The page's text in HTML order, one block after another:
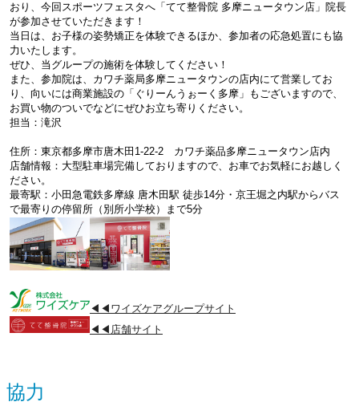
おり、今回スポーツフェスタへ「てて整骨院 多摩ニュータウン店」院長
が参加させていただきます！
当日は、お子様の姿勢矯正を体験できるほか、参加者の応急処置にも協
力いたします。
ぜひ、当グループの施術を体験してください！
また、参加院は、カワチ薬局多摩ニュータウンの店内にて営業してお
り、向いには商業施設の「ぐりーんうぉーく多摩」もございますので、
お買い物のついでなどにぜひお立ち寄りください。
担当：滝沢
住所：東京都多摩市唐木田1-22-2 カワチ薬品多摩ニュータウン店内
店舗情報：大型駐車場完備しておりますので、お車でお気軽にお越しく
ださい。
最寄駅：小田急電鉄多摩線 唐木田駅 徒歩14分・京王堀之内駅からバス
で最寄りの停留所（別所小学校）まで5分
◀◀ワイズケアグループサイト
◀◀店舗サイト
協力